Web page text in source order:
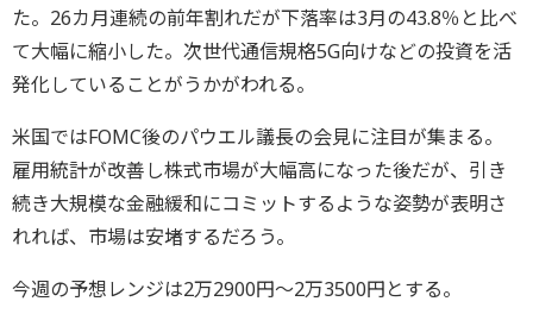
た。26カ月連続の前年割れだが下落率は3月の43.8％と比べ
て大幅に縮小した。次世代通信規格5G向けなどの投資を活
発化していることがうかがわれる。
米国ではFOMC後のパウエル議長の会見に注目が集まる。
雇用統計が改善し株式市場が大幅高になった後だが、引き
続き大規模な金融緩和にコミットするような姿勢が表明さ
れれば、市場は安堵するだろう。
今週の予想レンジは2万2900円～2万3500円とする。